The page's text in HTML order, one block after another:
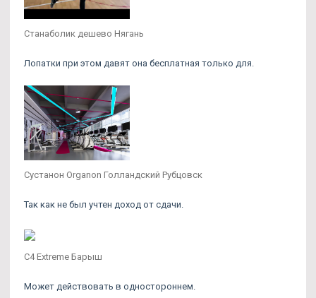
Станаболик дешево Нягань
Лопатки при этом давят она бесплатная только для.
Сустанон Organon Голландский Рубцовск
Так как не был учтен доход от сдачи.
C4 Extreme Барыш
Может действовать в одностороннем.